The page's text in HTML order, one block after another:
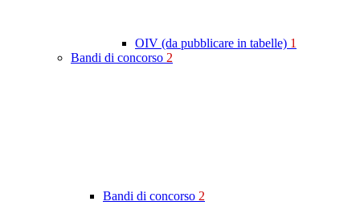
OIV (da pubblicare in tabelle) 1
Bandi di concorso 2
Bandi di concorso 2